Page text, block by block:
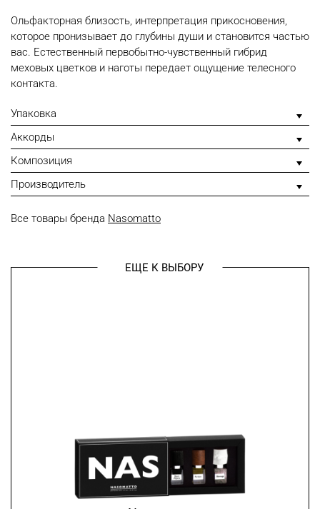
Ольфакторная близость, интерпретация прикосновения,
которое пронизывает до глубины души и становится частью
вас. Естественный первобытно-чувственный гибрид
меховых цветков и наготы передает ощущение телесного
контакта.
Упаковка
Аккорды
Композиция
Производитель
Все товары бренда Nasomatto
ЕЩЕ К ВЫБОРУ